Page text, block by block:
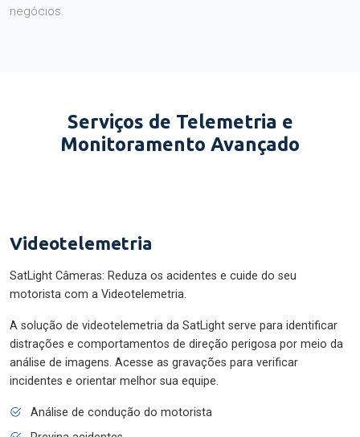
negócios.
Serviços de Telemetria e
Monitoramento Avançado
Videotelemetria
SatLight Câmeras: Reduza os acidentes e cuide do seu
motorista com a Videotelemetria.
A solução de videotelemetria da SatLight serve para identificar
distrações e comportamentos de direção perigosa por meio da
análise de imagens. Acesse as gravações para verificar
incidentes e orientar melhor sua equipe.
Análise de condução do motorista